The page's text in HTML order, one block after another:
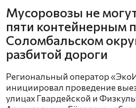
Мусоровозы не
пяти контейнерным
Соломбальском
разбитой дороги
Региональный оператор
инициировал проведение
улицах Гвардейской и